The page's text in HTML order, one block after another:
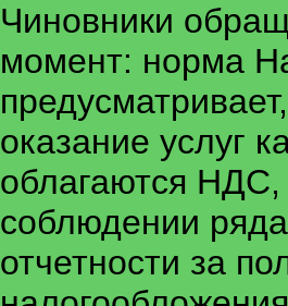
Чиновники
момент: норма
оказание услуг
облагаются НДС,
соблюдении
отчетности за